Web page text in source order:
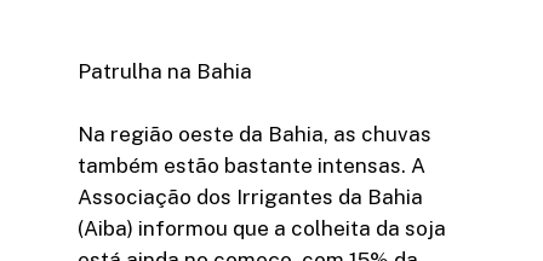
Patrulha na Bahia
Na região oeste da Bahia, as chuvas
também estão bastante intensas. A
Associação dos Irrigantes da Bahia
(Aiba) informou que a colheita da soja